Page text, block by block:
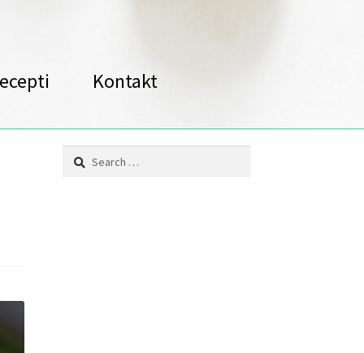
Kontakt
Search